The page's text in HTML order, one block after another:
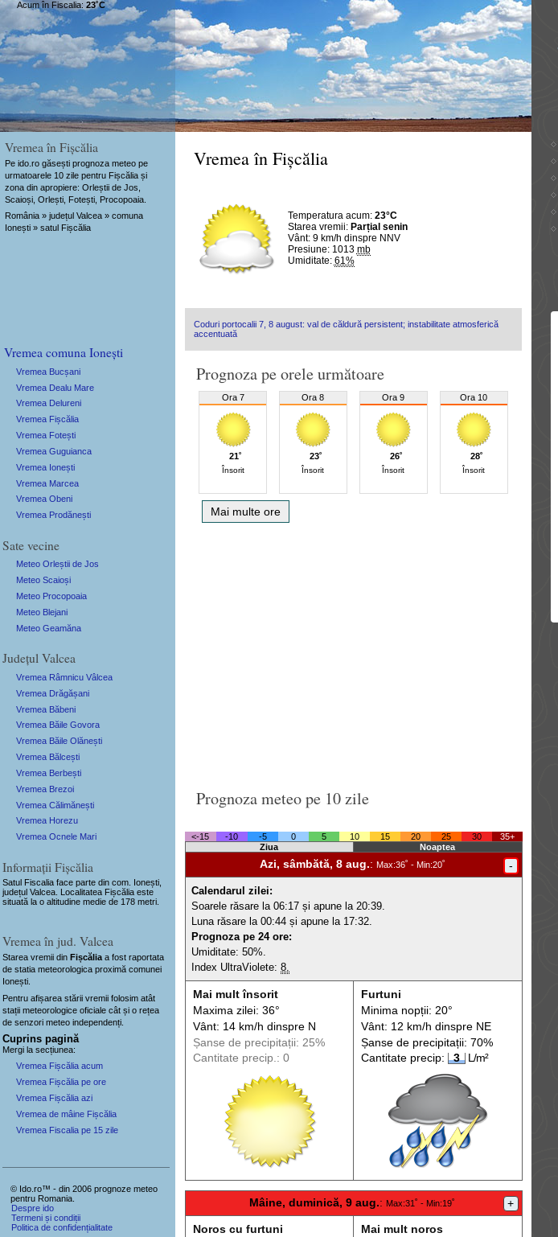
Vremea în Fișcălia
Pe ido.ro găsești prognoza meteo pe
urmatoarele 10 zile pentru Fișcălia și
zona din apropiere: Orleștii de Jos,
Scaioși, Orlești, Fotești, Procopoaia.
România » județul Valcea » comuna
Ionești » satul Fișcălia
Vremea în Fișcălia
Temperatura acum: 23°C
Starea vremii: Parțial senin
Vânt: 9 km/h dinspre NNV
Presiune: 1013 mb
Umiditate: 61%
Acum în Fiscalia: 23˚C
Coduri portocalii 7, 8 august: val de căldură persistent; instabilitate atmosferică
accentuată
Prognoza pe orele următoare
Ora 7
21˚
Însorit
Ora 8
23˚
Însorit
Ora 9
26˚
Însorit
Ora 10
28˚
Însorit
Mai multe ore
Prognoza meteo pe 10 zile
<-15 -10 -5 0 5 10 15 20 25 30
35+
Ziua
Noaptea
Azi, sâmbătă, 8 aug.: Max:36˚ - Min:20˚ -
Calendarul zilei:
Soarele răsare la 06:17 și apune la 20:39.
Luna răsare la 00:44 și apune la 17:32.
Prognoza pe 24 ore:
Umiditate: 50%.
Index UltraViolete:8.
Mai mult însorit
Maxima zilei: 36°
Vânt: 14 km/h dinspreN
Șanse de precipitații: 25%
Cantitate precip.: 0
Furtuni
Minima nopții: 20°
Vânt: 12 km/h dinspreNE
Șanse de precipitații: 70%
Cantitate precip:
3 L/m²
Mâine, duminică, 9 aug.: Max:31˚ - Min:19˚ +
Noros cu furtuni
Mai mult noros
Vremea comuna Ionești
Vremea Bucșani
Vremea Dealu Mare
Vremea Delureni
Vremea Fișcălia
Vremea Fotești
Vremea Guguianca
Vremea Ionești
Vremea Marcea
Vremea Obeni
Vremea Prodănești
Sate vecine
Meteo Orleștii de Jos
Meteo Scaioși
Meteo Procopoaia
Meteo Blejani
Meteo Geamăna
Județul Valcea
Vremea Râmnicu Vâlcea
Vremea Drăgășani
Vremea Băbeni
Vremea Băile Govora
Vremea Băile Olănești
Vremea Bălcești
Vremea Berbești
Vremea Brezoi
Vremea Călimănești
Vremea Horezu
Vremea Ocnele Mari
Informații Fișcălia
Satul Fiscalia face parte din com. Ionești,
județul Valcea. Localitatea Fișcălia este
situată la o altitudine medie de 178 metri.
Vremea în jud. Valcea
Starea vremii din Fișcălia a fost raportata
de statia meteorologica proximă comunei
Ionești.
Pentru afișarea stării vremii folosim atât
stații meteorologice oficiale cât și o rețea
de senzori meteoindependenți
Cuprins pagină
Mergi la secțiunea:
Vremea Fișcălia acum
Vremea Fișcălia pe ore
Vremea Fișcălia azi
Vremea de mâine Fișcălia
Vremea Fiscalia pe 15 zile
© Ido.ro™ - din 2006 prognoze meteo
pentru Romania.
Despre ido
Termeni și condiții
Politica de confidențialitate